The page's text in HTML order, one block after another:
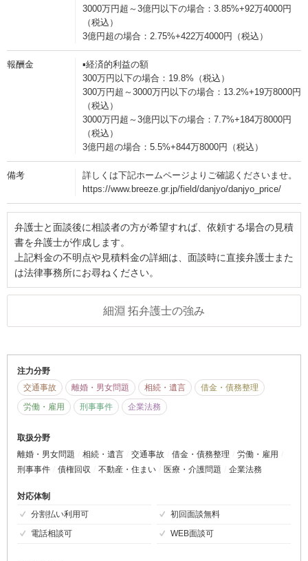
3000万円超～3億円以下の場合：3.85%+92万4000円
（税込）
3億円超の場合：2.75%+422万4000円（税込）
報酬金
▪️経済的利益の額
300万円以下の場合：19.8%（税込）
300万円超～3000万円以下の場合：13.2%+19万8000円
（税込）
3000万円超～3億円以下の場合：7.7%+184万8000円
（税込）
3億円超の場合：5.5%+844万8000円（税込）
備考
詳しくは下記ホームページよりご確認くださいませ。
https://www.breeze.gr.jp/field/danjyo/danjyo_price/
弁護士と面談後に相談者の方が希望すれば、依頼する場合の見積
書を弁護士が作成します。
上記料金の不明点や見積料金の詳細は、面談時に直接弁護士また
は法律事務所にお尋ねください。
細淵 拓弁護士の強み
注力分野
交通事故
離婚・男女問題 相続・遺言
借金・債務整理
労働・雇用
刑事事件 企業法務
取扱分野
離婚・男女問題
相続・遺言 交通事故 借金・債務整理
労働・雇用
刑事事件
債権回収 不動産・住まい 医療・介護問題 企業法務
対応体制
分割払い利用可
初回面談無料
電話相談可
WEB面談可